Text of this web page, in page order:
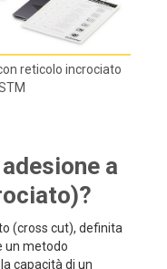
reticolo incrociato
a
(cross cut), definita
un metodo
capacità di un